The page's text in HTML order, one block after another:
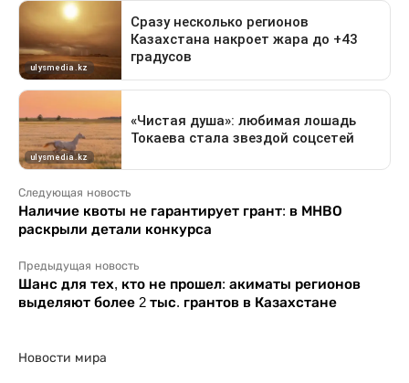
Следующая новость
Наличие квоты не гарантирует грант: в МНВО
раскрыли детали конкурса
Предыдущая новость
Шанс для тех, кто не прошел: акиматы регионов
выделяют более 2 тыс. грантов в Казахстане
Новости мира